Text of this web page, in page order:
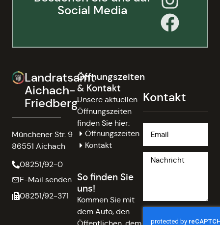
Social Media
Landratsamt
Aichach-
Friedberg
Münchener Str. 9
86551 Aichach
08251/92-0
E-Mail senden
08251/92-371
Öffnungszeiten
& Kontakt
Unsere aktuellen
Öffnungszeiten
finden Sie hier:
Öffnungszeiten
Kontakt
So finden Sie
uns!
Kommen Sie mit
dem Auto, den
Kontakt